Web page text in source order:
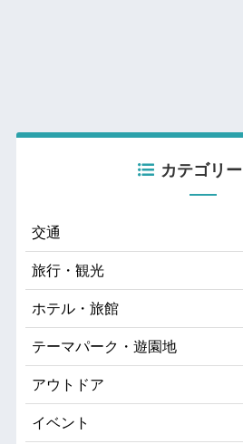
カテゴリー
交通
旅行・観光
ホテル・旅館
テーマパーク・遊園地
アウトドア
イベント